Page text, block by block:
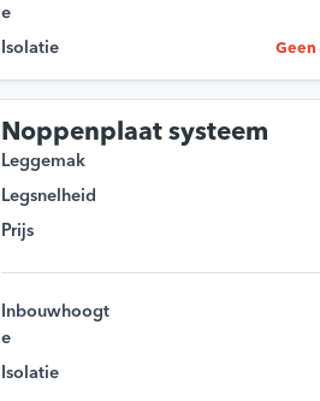
e
Isolatie Geen
Noppenplaat systeem
Leggemak
Legsnelheid
Prijs
Inbouwhoogt
e
Isolatie